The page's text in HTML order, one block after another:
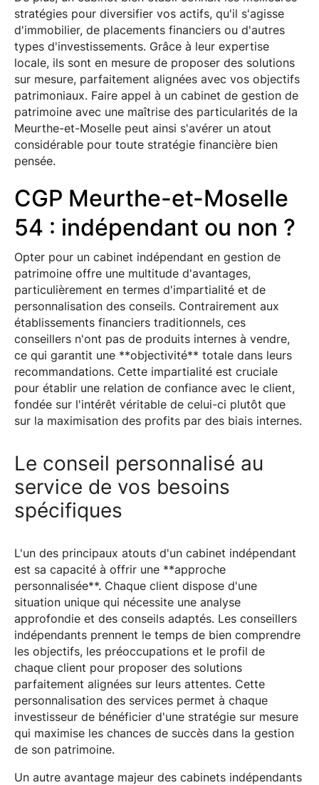
stratégies pour diversifier vos actifs, qu'il s'agisse
d'immobilier, de placements financiers ou d'autres
types d'investissements. Grâce à leur expertise
locale, ils sont en mesure de proposer des solutions
sur mesure, parfaitement alignées avec vos objectifs
patrimoniaux. Faire appel à un cabinet de gestion de
patrimoine avec une maîtrise des particularités de la
Meurthe-et-Moselle peut ainsi s'avérer un atout
considérable pour toute stratégie financière bien
pensée.
CGP Meurthe-et-Moselle
54 : indépendant ou non ?
Opter pour un cabinet indépendant en gestion de
patrimoine offre une multitude d'avantages,
particulièrement en termes d'impartialité et de
personnalisation des conseils. Contrairement aux
établissements financiers traditionnels, ces
conseillers n'ont pas de produits internes à vendre,
ce qui garantit une **objectivité** totale dans leurs
recommandations. Cette impartialité est cruciale
pour établir une relation de confiance avec le client,
fondée sur l'intérêt véritable de celui-ci plutôt que
sur la maximisation des profits par des biais internes.
Le conseil personnalisé au
service de vos besoins
spécifiques
L'un des principaux atouts d'un cabinet indépendant
est sa capacité à offrir une **approche
personnalisée**. Chaque client dispose d'une
situation unique qui nécessite une analyse
approfondie et des conseils adaptés. Les conseillers
indépendants prennent le temps de bien comprendre
les objectifs, les préoccupations et le profil de
chaque client pour proposer des solutions
parfaitement alignées sur leurs attentes. Cette
personnalisation des services permet à chaque
investisseur de bénéficier d'une stratégie sur mesure
qui maximise les chances de succès dans la gestion
de son patrimoine.
Un autre avantage majeur des cabinets indépendants